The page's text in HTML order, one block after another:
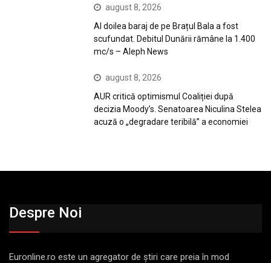
august 8, 2026
Al doilea baraj de pe Brațul Bala a fost
scufundat. Debitul Dunării rămâne la 1.400
mc/s – Aleph News
august 8, 2026
AUR critică optimismul Coaliției după
decizia Moody’s. Senatoarea Niculina Stelea
acuză o „degradare teribilă” a economiei
Despre Noi
Euronline.ro este un agregator de ştiri care preia în mod